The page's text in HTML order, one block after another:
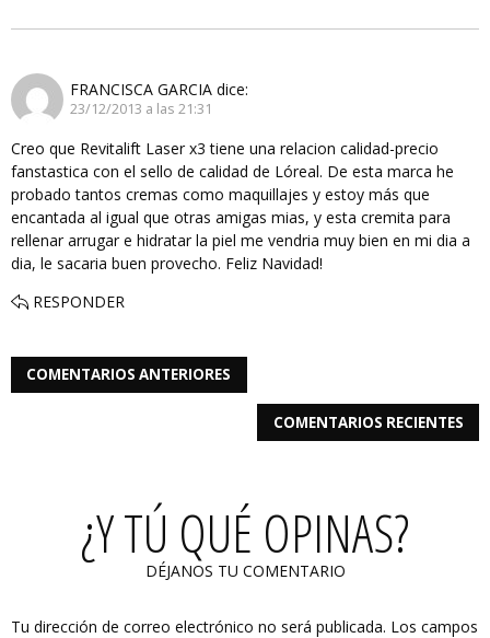
FRANCISCA GARCIA dice:
23/12/2013 a las 21:31
Creo que Revitalift Laser x3 tiene una relacion calidad-precio
fanstastica con el sello de calidad de Lóreal. De esta marca he
probado tantos cremas como maquillajes y estoy más que
encantada al igual que otras amigas mias, y esta cremita para
rellenar arrugar e hidratar la piel me vendria muy bien en mi dia a
dia, le sacaria buen provecho. Feliz Navidad!
RESPONDER
COMENTARIOS ANTERIORES
COMENTARIOS RECIENTES
¿Y TÚ QUÉ OPINAS?
DÉJANOS TU COMENTARIO
Tu dirección de correo electrónico no será publicada. Los campos